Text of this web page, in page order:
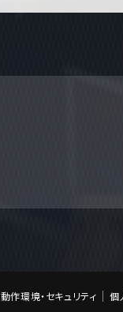
動作環境・セキュリティ 個